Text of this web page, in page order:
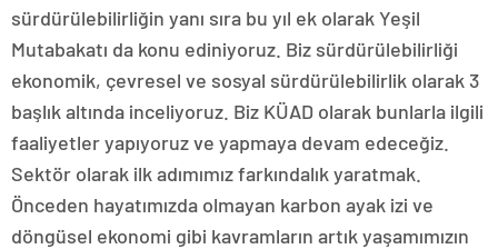
sürdürülebilirliğin yanı sıra bu yıl ek olarak Yeşil
Mutabakatı da konu ediniyoruz. Biz sürdürülebilirliği
ekonomik, çevresel ve sosyal sürdürülebilirlik olarak 3
başlık altında inceliyoruz. Biz KÜAD olarak bunlarla ilgili
faaliyetler yapıyoruz ve yapmaya devam edeceğiz.
Sektör olarak ilk adımımız farkındalık yaratmak.
Önceden hayatımızda olmayan karbon ayak izi ve
döngüsel ekonomi gibi kavramların artık yaşamımızın